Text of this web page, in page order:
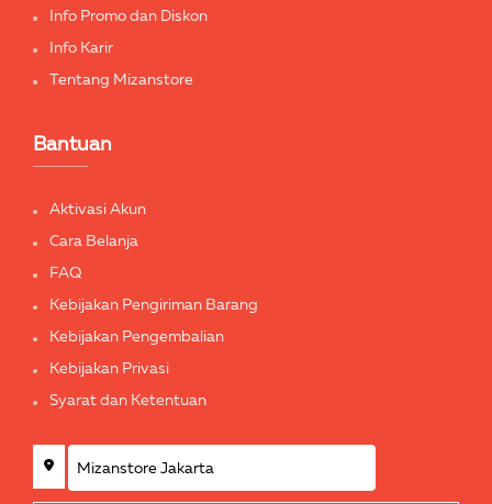
Info Promo dan Diskon
Info Karir
Tentang Mizanstore
Bantuan
Aktivasi Akun
Cara Belanja
FAQ
Kebijakan Pengiriman Barang
Kebijakan Pengembalian
Kebijakan Privasi
Syarat dan Ketentuan